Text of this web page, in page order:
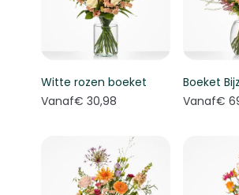
Witte rozen boeket
Vanaf€ 30,98
Boeket
Vanaf€